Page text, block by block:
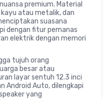
premium. Material
atau metalik, dan
suasana
dengan fitur pemanas
elektrik dengan memori
tujuh orang
besar atau
layar sentuh 12.3 inci
Android Auto, dilengkapi
yang